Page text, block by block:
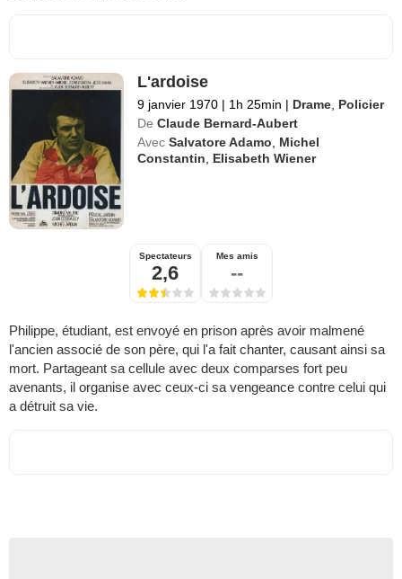
L'ardoise
9 janvier 1970 | 1h 25min | Drame Policier
De Claude Bernard-Aubert
Avec Salvatore Adamo
Michel
Constantin
Elisabeth Wiener
Spectateurs
2,6
Mes amis
--
Philippe, étudiant, est envoyé en prison après avoir malmené
l'ancien associé de son père, qui l'a fait chanter, causant ainsi sa
mort. Partageant sa cellule avec deux comparses fort peu
avenants, il organise avec ceux-ci sa vengeance contre celui qui
a détruit sa vie.